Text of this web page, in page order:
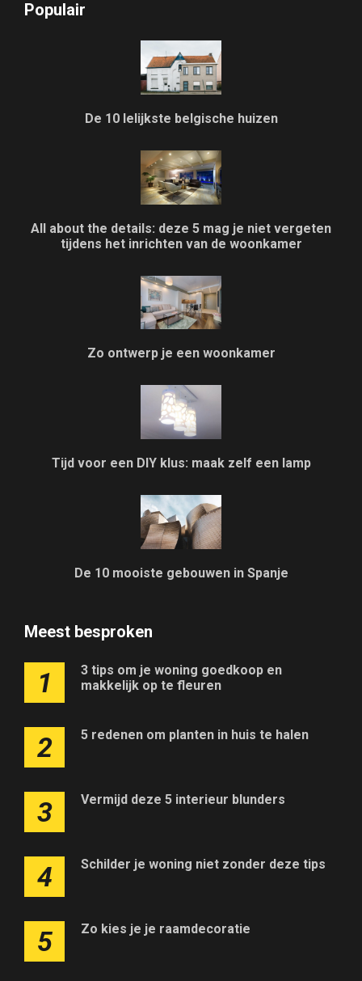
Populair
De 10 lelijkste belgische huizen
All about the details: deze 5 mag je niet vergeten
tijdens het inrichten van de woonkamer
Zo ontwerp je een woonkamer
Tijd voor een DIY klus: maak zelf een lamp
De 10 mooiste gebouwen in Spanje
Meest besproken
1
3 tips om je woning goedkoop en
makkelijk op te fleuren
2 5 redenen om planten in huis te halen
3 Vermijd deze 5 interieur blunders
4 Schilder je woning niet zonder deze tips
5 Zo kies je je raamdecoratie